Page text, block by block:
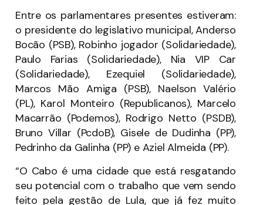
Entre os parlamentares presentes estiveram:
o presidente do legislativo municipal, Anderso
Bocão (PSB), Robinho jogador (Solidariedade),
Paulo Farias (Solidariedade), Nia VIP Car
(Solidariedade), Ezequiel (Solidariedade),
Marcos Mão Amiga (PSB), Naelson Valério
(PL), Karol Monteiro (Republicanos), Marcelo
Macarrão (Podemos), Rodrigo Netto (PSDB),
Bruno Villar (PcdoB), Gisele de Dudinha (PP),
Pedrinho da Galinha (PP) e Aziel Almeida (PP).
“O Cabo é uma cidade que está resgatando
seu potencial com o trabalho que vem sendo
feito pela gestão de Lula, que já fez muito